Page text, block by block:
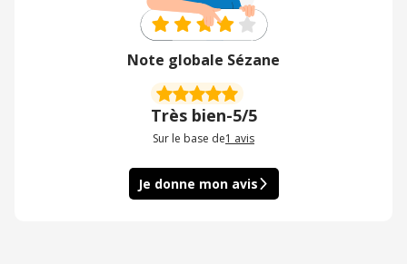
Note globale Sézane
Très bien-5/5
Sur le base de1 avis
Je donne mon avis